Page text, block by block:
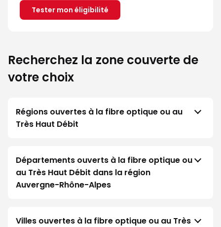
Tester mon éligibilité
Recherchez la zone couverte de
votre choix
Régions ouvertes à la fibre optique ou au
Très Haut Débit
Départements ouverts à la fibre optique ou
au Très Haut Débit dans la région
Auvergne-Rhône-Alpes
Villes ouvertes à la fibre optique ou au Très